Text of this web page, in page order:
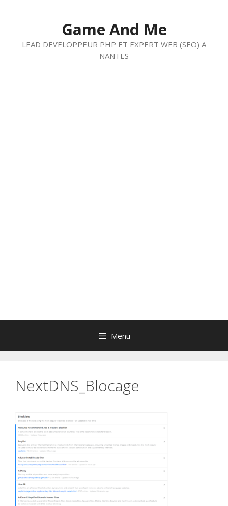
Game And Me
LEAD DEVELOPPEUR PHP ET EXPERT WEB (SEO) A
NANTES
Menu
NextDNS_Blocage